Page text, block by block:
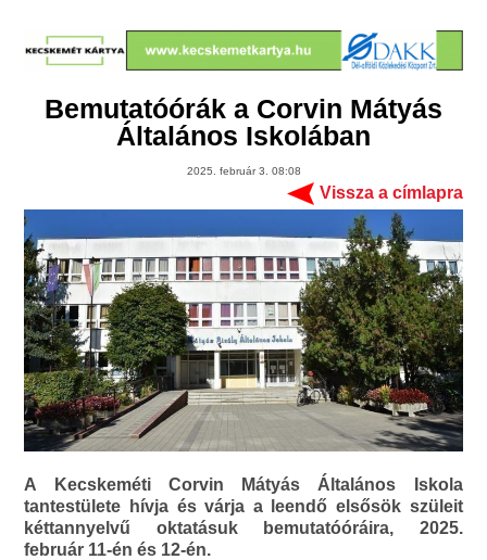
Bemutatóórák a Corvin Mátyás
Általános Iskolában
2025. február 3. 08:08
Vissza a címlapra
A Kecskeméti Corvin Mátyás Általános Iskola
tantestülete hívja és várja a leendő elsősök szüleit
kéttannyelvű oktatásuk bemutatóóráira, 2025.
február 11-én és 12-én.